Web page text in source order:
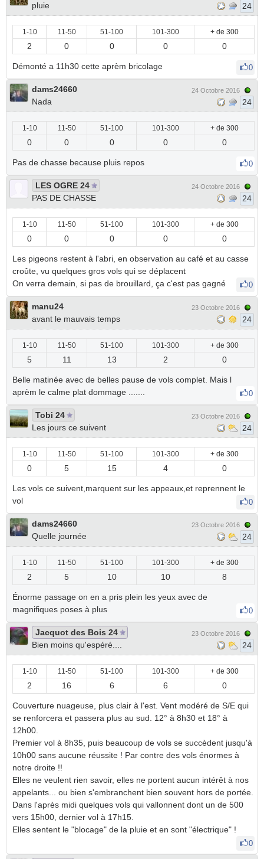
pluie
24
1-10 11-50 51-100 101-300 + de 300
2 0 0 0 0
Démonté a 11h30 cette aprèm bricolage 0
dams24660
Nada
24 Octobre 2016
24
1-10 11-50 51-100 101-300 + de 300
0 0 0 0 0
Pas de chasse because pluis repos 0
LES OGRE 24
PAS DE CHASSE
24 Octobre 2016
24
1-10 11-50 51-100 101-300 + de 300
0 0 0 0 0
Les pigeons restent à l'abri, en observation au café et au casse
croûte, vu quelques gros vols qui se déplacent
On verra demain, si pas de brouillard, ça c'est pas gagné
0
manu24
avant le mauvais temps
23 Octobre 2016
24
1-10 11-50 51-100 101-300 + de 300
5 11 13 2 0
Belle matinée avec de belles pause de vols complet. Mais l
aprèm le calme plat dommage .......
0
Tobi 24
Les jours ce suivent
23 Octobre 2016
24
1-10 11-50 51-100 101-300 + de 300
0 5 15 4 0
Les vols ce suivent,marquent sur les appeaux,et reprennent le
vol
0
dams24660
Quelle journée
23 Octobre 2016
24
1-10 11-50 51-100 101-300 + de 300
2 5 10 10 8
Énorme passage on en a pris plein les yeux avec de
magnifiques poses à plus
0
Jacquot des Bois 24
Bien moins qu'espéré....
23 Octobre 2016
24
1-10 11-50 51-100 101-300 + de 300
2 16 6 6 0
Couverture nuageuse, plus clair à l'est. Vent modéré de S/E qui
se renforcera et passera plus au sud. 12° à 8h30 et 18° à
12h00.
Premier vol à 8h35, puis beaucoup de vols se succèdent jusqu'à
10h00 sans aucune réussite ! Par contre des vols énormes à
notre droite !!
Elles ne veulent rien savoir, elles ne portent aucun intérêt à nos
appelants... ou bien s'embranchent bien souvent hors de portée.
Dans l'après midi quelques vols qui vallonnent dont un de 500
vers 15h00, dernier vol à 17h15.
Elles sentent le "blocage" de la pluie et en sont "électrique" !
0